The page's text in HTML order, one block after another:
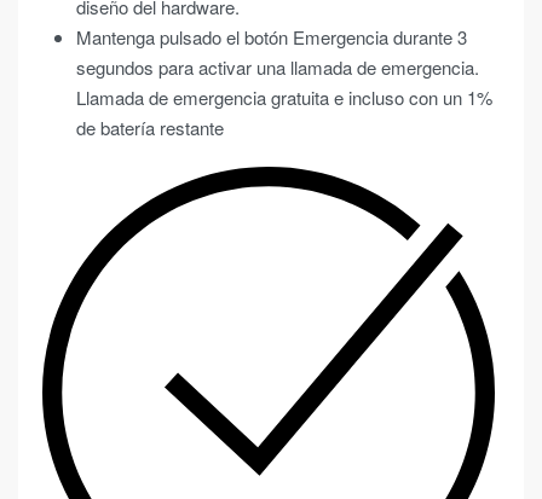
diseño del hardware.
Mantenga pulsado el botón Emergencia durante 3
segundos para activar una llamada de emergencia.
Llamada de emergencia gratuita e incluso con un 1%
de batería restante